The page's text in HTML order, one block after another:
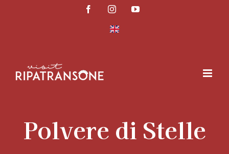
FacebookInstagramYouTube
Polvere di Stelle